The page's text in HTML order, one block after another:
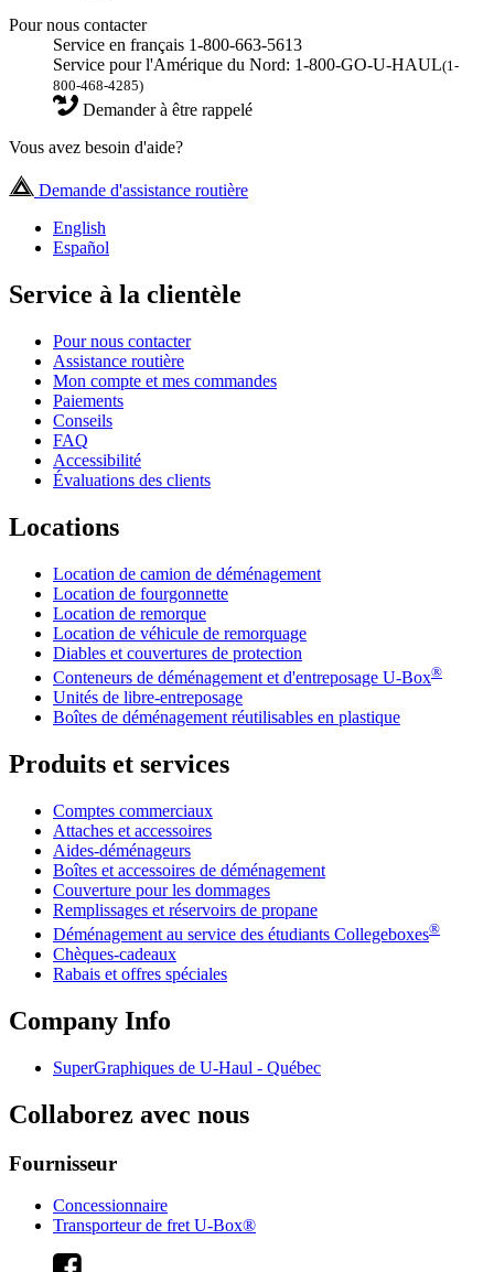
Pour nous contacter
Service en français 1-800-663-5613
Service pour l'Amérique du Nord: 1-800-GO-U-HAUL(1-
800-468-4285)
Demander à être rappelé
Vous avez besoin d'aide?
Demande d'assistance routière
English
Español
Service à la clientèle
Pour nous contacter
Assistance routière
Mon compte et mes commandes
Paiements
Conseils
FAQ
Accessibilité
Évaluations des clients
Locations
Location de camion de déménagement
Location de fourgonnette
Location de remorque
Location de véhicule de remorquage
Diables et couvertures de protection
Conteneurs de déménagement et d'entreposage U-Box®
Unités de libre-entreposage
Boîtes de déménagement réutilisables en plastique
Produits et services
Comptes commerciaux
Attaches et accessoires
Aides-déménageurs
Boîtes et accessoires de déménagement
Couverture pour les dommages
Remplissages et réservoirs de propane
Déménagement au service des étudiants Collegeboxes®
Chèques-cadeaux
Rabais et offres spéciales
Company Info
SuperGraphiques de U-Haul - Québec
Collaborez avec nous
Fournisseur
Concessionnaire
Transporteur de fret U-Box®